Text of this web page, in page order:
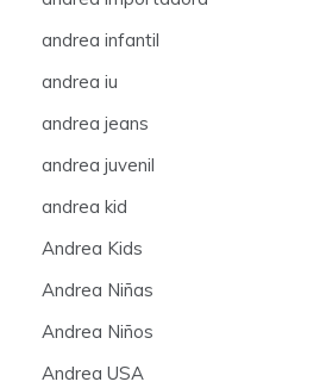
andrea infantil
andrea iu
andrea jeans
andrea juvenil
andrea kid
Andrea Kids
Andrea Niñas
Andrea Niños
Andrea USA